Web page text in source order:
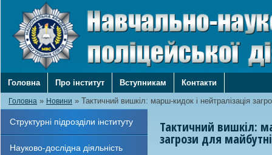
Головна Про інститут Вступникам Контакти
Головна » Новини » Тактичний вишкіл: марш-кидок і нейтралізація
Структурні підрозділи інституту
Науково-дослідна діяльність
Тактичний вишкіл:
загрози для